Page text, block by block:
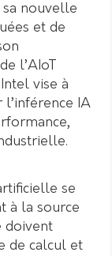
sa nouvelle
et de
l’AIoT
vise à
IA
se
à la source
doivent
de calcul et